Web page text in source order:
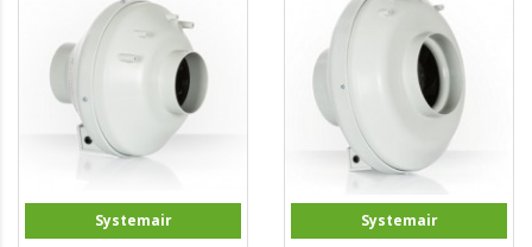
Systemair Systemair